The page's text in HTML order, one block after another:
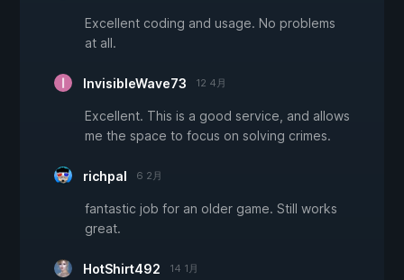
Excellent coding and usage. No problems
at all.
InvisibleWave73 12 4月
Excellent. This is a good service, and allows
me the space to focus on solving crimes.
richpal 6 2月
fantastic job for an older game. Still works
great.
HotShirt492 14 1月